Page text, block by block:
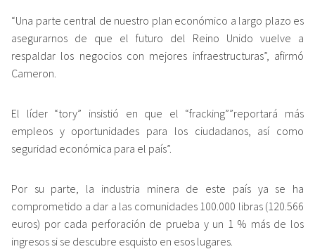
“Una parte central de nuestro plan económico a largo plazo es
asegurarnos de que el futuro del Reino Unido vuelve a
respaldar los negocios con mejores infraestructuras”, afirmó
Cameron.
El líder “tory” insistió en que el “fracking””reportará más
empleos y oportunidades para los ciudadanos, así como
seguridad económica para el país”.
Por su parte, la industria minera de este país ya se ha
comprometido a dar a las comunidades 100.000 libras (120.566
euros) por cada perforación de prueba y un 1 % más de los
ingresos si se descubre esquisto en esos lugares.